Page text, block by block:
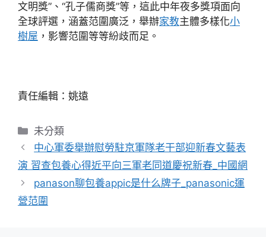
文明獎”、“孔子儒商獎”等，這此中年夜多獎項面向
全球評選，涵蓋范圍廣泛，舉辦家教主體多樣化小
樹屋 ，影響范圍等等紛歧而足。
責任編輯：姚遠
分
類
未分類
中心軍委舉辦慰勞駐京軍隊老干部迎新春文藝表
演 習查包養心得近平向三軍老同道慶祝新春_中國網
panason聊包養appic是什么牌子_panasonic運
營范圍